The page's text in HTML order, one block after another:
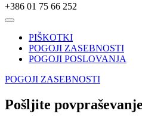
+386 01 75 66 252
PIŠKOTKI
POGOJI ZASEBNOSTI
POGOJI POSLOVANJA
POGOJI ZASEBNOSTI
Pošljite povpraševanje